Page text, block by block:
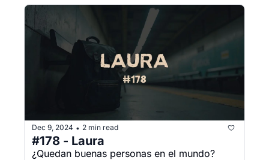
Dec 9, 2024 • 2 min read
#178 - Laura
¿Quedan buenas personas en el mundo?